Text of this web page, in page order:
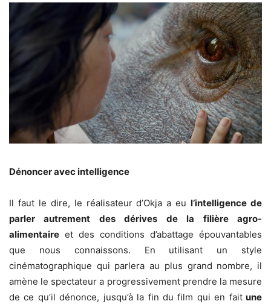
Dénoncer avec intelligence
Il faut le dire, le réalisateur d’Okja a eul’intelligence de
parler autrement des dérives de la filière agro-
alimentaire et des conditions d’abattage épouvantables
que nous connaissons. En utilisant un style
cinématographique qui parlera au plus grand nombre, il
amène le spectateur a progressivement prendre la mesure
de ce qu’il dénonce, jusqu’à la fin du film qui en faitune